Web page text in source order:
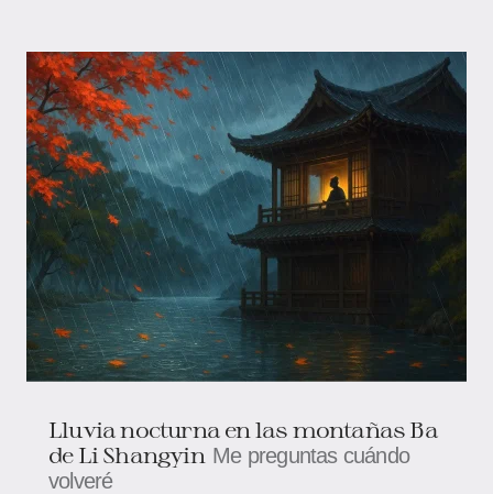
Lluvia nocturna en las montañas Ba
de Li Shangyin Me preguntas cuándo
volveré